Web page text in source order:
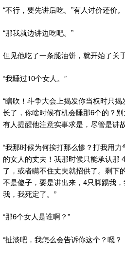
“不行，要先讲后吃。”有人讨价还价。
“那我就边讲边吃吧。”
但见他吃了一条腿油饼，就开始了关
“我睡过10个女人。”
“瞎吹！斗争大会上揭发你当权时只
长了，你啥时候有机会睡那6个的？
有人提醒他注意实事求是，尽管是讲
“我那时候为何挨打那么惨？打我用
的女人的丈夫！我那时候只能承认那
了，或者瞒不住丈夫就招供了。剩下
不是傻子，要是讲出来，4只脚踢我
我，我死定了。”
“那6个女人是谁啊？”
“扯淡吧，我怎么会告诉你这个？嗯？